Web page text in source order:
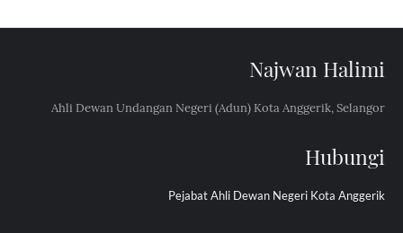
Najwan Halimi
Ahli Dewan Undangan Negeri (Adun) Kota Anggerik, Selangor
Hubungi
Pejabat Ahli Dewan Negeri Kota Anggerik